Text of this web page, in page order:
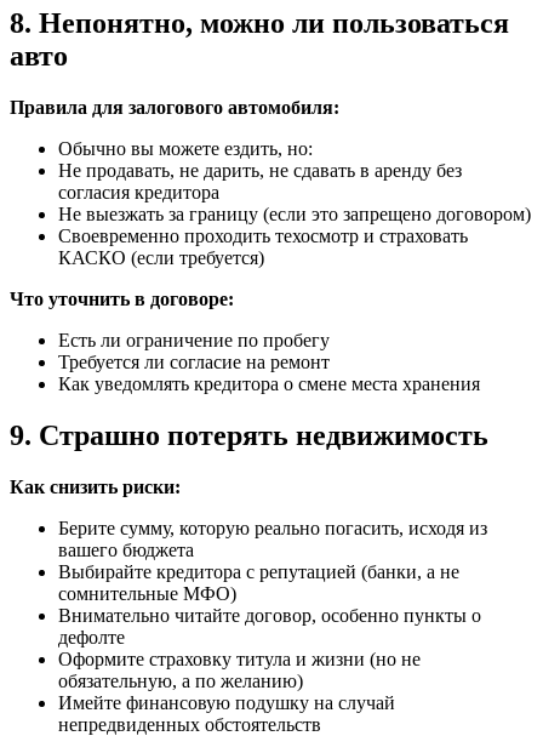
8. Непонятно, можно ли пользоваться
авто
Правила для залогового автомобиля:
Обычно вы можете ездить, но:
Не продавать, не дарить, не сдавать в аренду без
согласия кредитора
Не выезжать за границу (если это запрещено договором)
Своевременно проходить техосмотр и страховать
КАСКО (если требуется)
Что уточнить в договоре:
Есть ли ограничение по пробегу
Требуется ли согласие на ремонт
Как уведомлять кредитора о смене места хранения
9. Страшно потерять недвижимость
Как снизить риски:
Берите сумму, которую реально погасить, исходя из
вашего бюджета
Выбирайте кредитора с репутацией (банки, а не
сомнительные МФО)
Внимательно читайте договор, особенно пункты о
дефолте
Оформите страховку титула и жизни (но не
обязательную, а по желанию)
Имейте финансовую подушку на случай
непредвиденных обстоятельств